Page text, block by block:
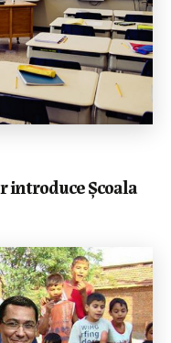
introduce Școala